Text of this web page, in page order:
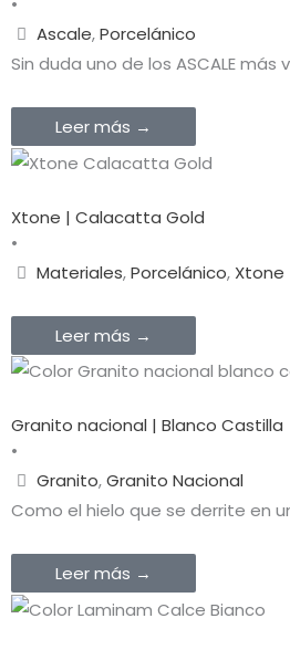
Ascale,Porcelánico
Sin duda uno de los ASCALE
Leer más →
Xtone | Calacatta Gold
•
Materiales,Porcelánico, Xtone
Leer más →
Granito nacional | Blanco Castilla
•
Granito,Granito Nacional
Como el hielo que se derrite en
Leer más →